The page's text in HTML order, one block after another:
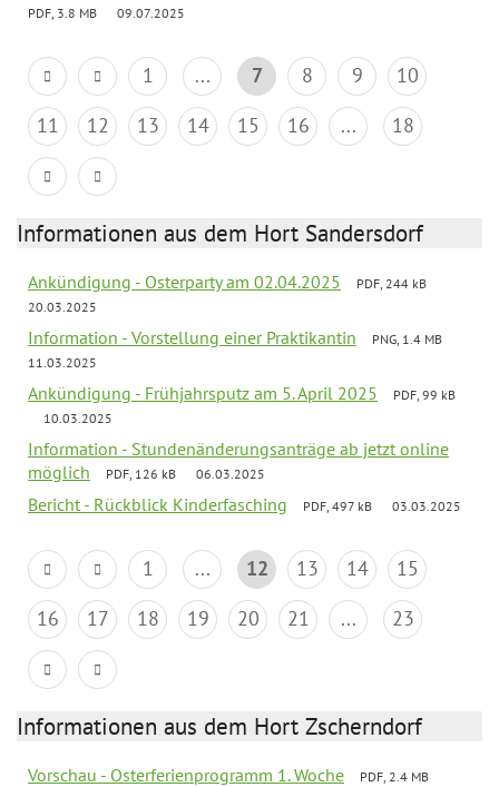
PDF, 3.8 MB 09.07.2025
1 ... 7 8 9
10
11
12 13 14 15 16 ... 18
Informationen aus dem Hort Sandersdorf
Ankündigung - Osterparty am 02.04.2025
PDF, 244 kB
20.03.2025
Information - Vorstellung einer Praktikantin
PNG, 1.4 MB
11.03.2025
Ankündigung - Frühjahrsputz am 5. April 2025
PDF, 99 kB
10.03.2025
Information - Stundenänderungsanträge ab jetzt online
möglich
PDF, 126 kB 06.03.2025
Bericht - Rückblick Kinderfasching PDF, 497 kB 03.03.2025
1 ... 12 13 14
15
16
17 18 19 20 21 ... 23
Informationen aus dem Hort Zscherndorf
Vorschau - Osterferienprogramm 1. Woche
PDF, 2.4 MB